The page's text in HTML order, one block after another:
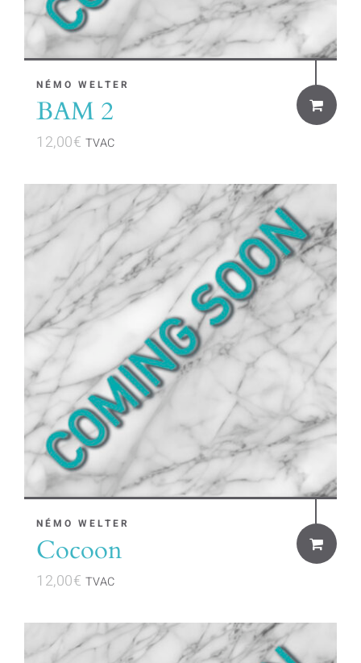
NÉMO WELTER
BAM 2
12,00€ TVAC
NÉMO WELTER
Cocoon
12,00€ TVAC